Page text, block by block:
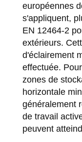
européennes
s'appliquent,
EN 12464-2
extérieurs.
d'éclairement
effectuée.
zones de
horizontale
généralement
de travail
peuvent